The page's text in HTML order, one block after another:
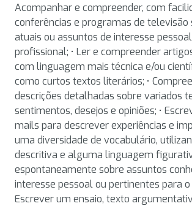
Acompanhar e compreender, com
conferências e programas de televisão
atuais ou assuntos de interesse
profissional; • Ler e compreender
com linguagem mais técnica e/ou
como curtos textos literários; •
descrições detalhadas sobre variados
sentimentos, desejos e opiniões; •
mails para descrever experiências e
uma diversidade de vocabulário,
descritiva e alguma linguagem
espontaneamente sobre assuntos
interesse pessoal ou pertinentes para o
Escrever um ensaio, texto